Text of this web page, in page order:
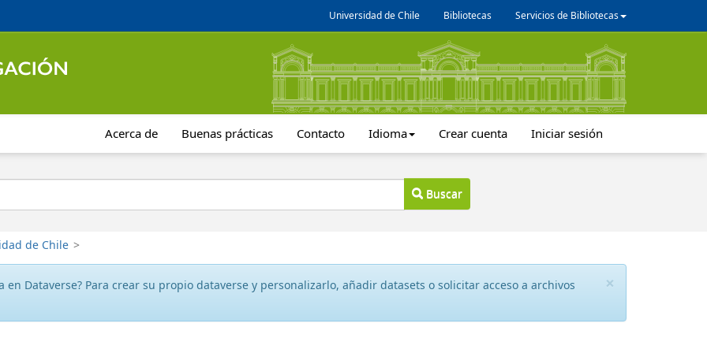
Universidad de Chile Bibliotecas Servicios de Bibliotecas
Acerca de Buenas prácticas Contacto Idioma Crear cuenta Iniciar sesión
Buscar
de Chile >
×
en Dataverse? Para crear su propio dataverse y personalizarlo, añadir datasets o solicitar acceso a archivos